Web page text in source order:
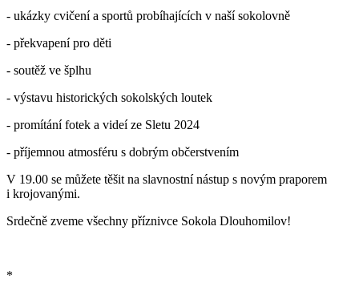
- ukázky cvičení a sportů probíhajících v naší sokolovně
- překvapení pro děti
- soutěž ve šplhu
- výstavu historických sokolských loutek
- promítání fotek a videí ze Sletu 2024
- příjemnou atmosféru s dobrým občerstvením
V 19.00 se můžete těšit na slavnostní nástup s novým praporem
i krojovanými.
Srdečně zveme všechny příznivce Sokola Dlouhomilov!
*